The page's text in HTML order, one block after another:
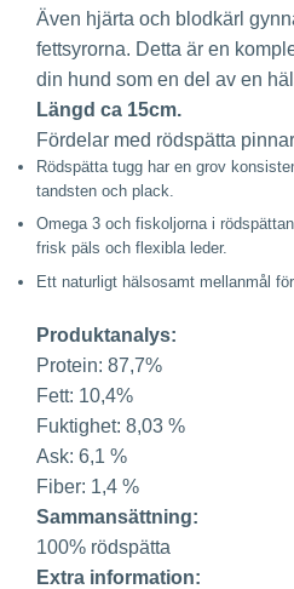
Även hjärta och blodkärl
fettsyrorna. Detta är en
din hund som en del av en
Längd ca 15cm.
Fördelar med rödspätta
Rödspätta tugg har en grov
tandsten och plack.
Omega 3 och fiskoljorna i
frisk päls och flexibla leder.
Ett naturligt hälsosamt mellanmål
Produktanalys:
Protein: 87,7%
Fett: 10,4%
Fuktighet: 8,03 %
Ask: 6,1 %
Fiber: 1,4 %
Sammansättning:
100% rödspätta
Extra information: